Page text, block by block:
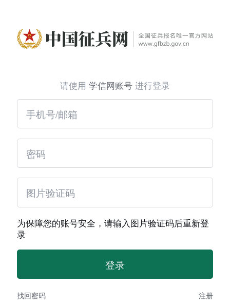
请使用 学信网账号 进行登录
为保障您的账号安全，请输入图片验证码后重新登
录
找回密码 注册